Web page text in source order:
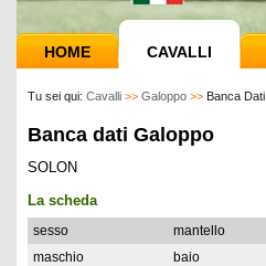
HOME CAVALLI
Tu sei qui: Cavalli >> Galoppo >> Banca Dati
Banca dati Galoppo
SOLON
La scheda
sesso mantello
maschio
baio